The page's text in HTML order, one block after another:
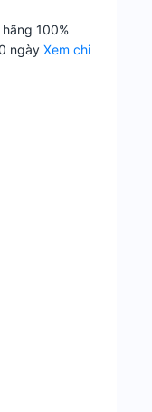
100%
ngàyXem chi